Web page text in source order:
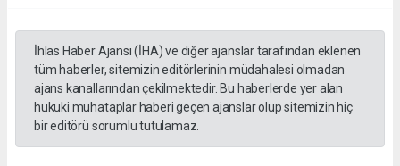
İhlas Haber Ajansı (İHA) ve diğer ajanslar tarafından eklenen
tüm haberler, sitemizin editörlerinin müdahalesi olmadan
ajans kanallarından çekilmektedir. Bu haberlerde yer alan
hukuki muhataplar haberi geçen ajanslar olup sitemizin hiç
bir editörü sorumlu tutulamaz.